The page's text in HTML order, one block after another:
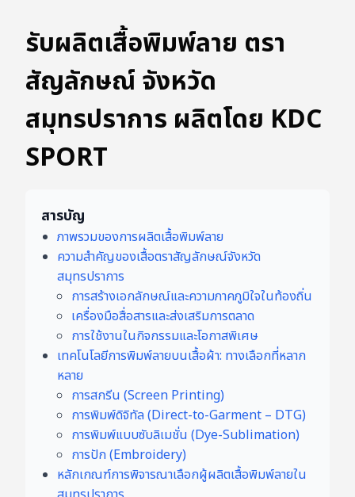
รับผลิตเสื้อพิมพ์ลาย ตรา
สัญลักษณ์ จังหวัด
สมุทรปราการ ผลิตโดย KDC
SPORT
สารบัญ
ภาพรวมของการผลิตเสื้อพิมพ์ลาย
ความสำคัญของเสื้อตราสัญลักษณ์จังหวัด
สมุทรปราการ
การสร้างเอกลักษณ์และความภาคภูมิใจในท้องถิ่น
เครื่องมือสื่อสารและส่งเสริมการตลาด
การใช้งานในกิจกรรมและโอกาสพิเศษ
เทคโนโลยีการพิมพ์ลายบนเสื้อผ้า: ทางเลือกที่หลาก
หลาย
การสกรีน (Screen Printing)
การพิมพ์ดิจิทัล (Direct-to-Garment – DTG)
การพิมพ์แบบซับลิเมชั่น (Dye-Sublimation)
การปัก (Embroidery)
หลักเกณฑ์การพิจารณาเลือกผู้ผลิตเสื้อพิมพ์ลายใน